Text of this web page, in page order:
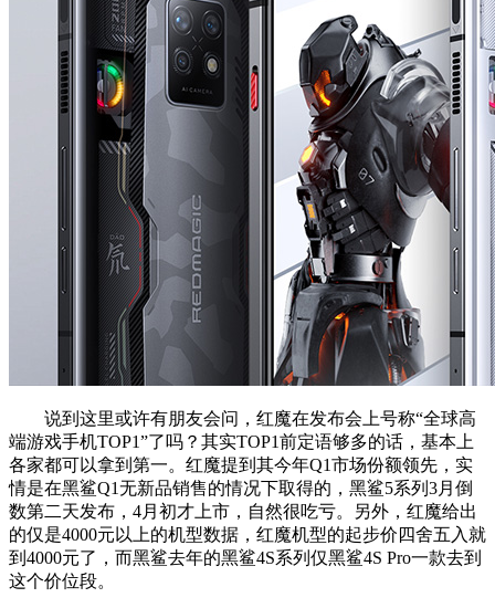
说到这里或许有朋友会问，红魔在发布会上号称“全球高
端游戏手机TOP1”了吗？其实TOP1前定语够多的话，基本上
各家都可以拿到第一。红魔提到其今年Q1市场份额领先，实
情是在黑鲨Q1无新品销售的情况下取得的，黑鲨5系列3月倒
数第二天发布，4月初才上市，自然很吃亏。另外，红魔给出
的仅是4000元以上的机型数据，红魔机型的起步价四舍五入就
到4000元了，而黑鲨去年的黑鲨4S系列仅黑鲨4S Pro一款去到
这个价位段。